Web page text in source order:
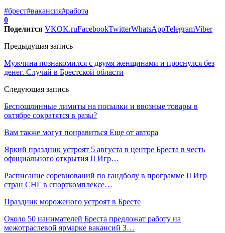
#брест#вакансия#работа
0
Поделится VKOK.ruFacebookTwitterWhatsAppTelegramViber
Предыдущая запись
Мужчина познакомился с двумя женщинами и проснулся без
денег. Случай в Брестской области
Следующая запись
Беспошлинные лимиты на посылки и ввозные товары в
октябре сократятся в разы?
Вам также могут понравиться Еще от автора
Яркий праздник устроят 5 августа в центре Бреста в честь
официального открытия II Игр…
Расписание соревнований по гандболу в программе II Игр
стран СНГ в спорткомплексе…
Праздник мороженого устроят в Бресте
Около 50 нанимателей Бреста предложат работу на
межотраслевой ярмарке вакансий 3…